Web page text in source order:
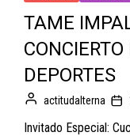
TAME
DEPORTES
actitudalterna
Invitado Especial: